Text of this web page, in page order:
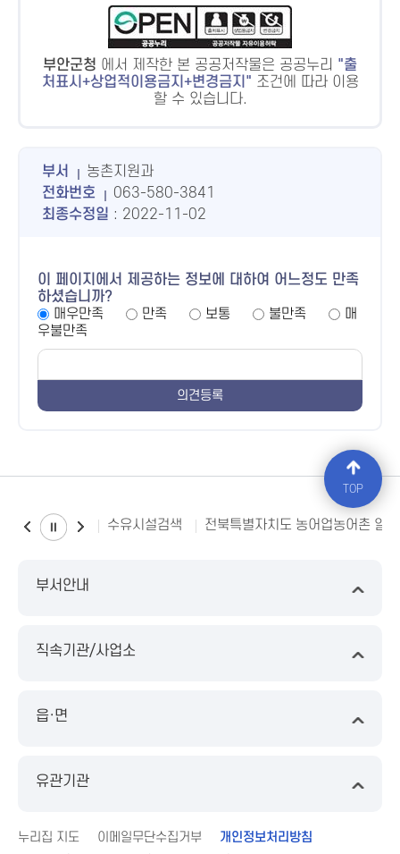
부안군청 에서 제작한 본 공공저작물은 공공누리
출
처표시+상업적이용금지+변경금지
조건에 따라 이용
할 수 있습니다.
부서
농촌지원과
전화번호
063-580-3841
최종수정일 : 2022-11-02
이 페이지에서 제공하는 정보에 대하여 어느정도 만족
하셨습니까?
매우만족
만족 보통 불만족
매
우불만족
수유시설검색 전북특별자치도 농어업농어촌 일
부서안내
직속기관/사업소
읍·면
유관기관
누리집 지도 이메일무단수집거부
개인정보처리방침
TOP